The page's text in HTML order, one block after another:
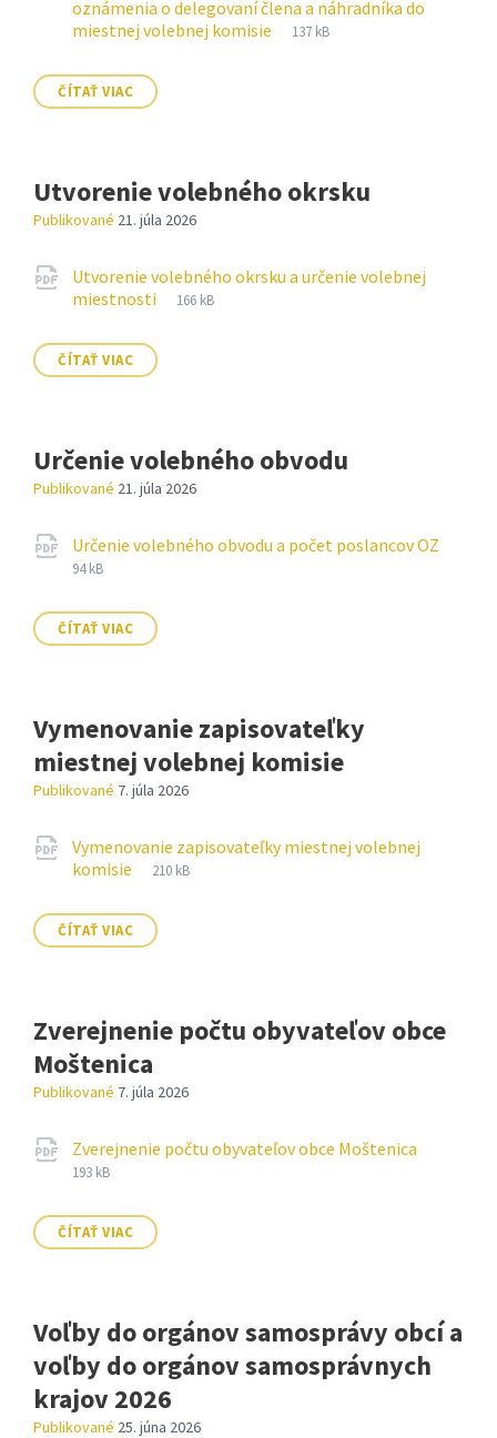
oznámenia o delegovaní člena a náhradníka do
miestnej volebnej komisie
Prípona
pdf
Veľkosť
137 kB
ČÍTAŤ VIAC
Utvorenie volebného okrsku
Publikované 21. júla 2026
PrílohyUtvorenie volebného okrsku a určenie volebnej
miestnosti
Prípona
pdf
Veľkosť
166 kB
ČÍTAŤ VIAC
Určenie volebného obvodu
Publikované 21. júla 2026
PrílohyUrčenie volebného obvodu a počet poslancov OZ
94 kB
ČÍTAŤ VIAC
Vymenovanie zapisovateľky
miestnej volebnej komisie
Publikované 7. júla 2026
PrílohyVymenovanie zapisovateľky miestnej volebnej
komisie
Prípona
pdf
Veľkosť
210 kB
ČÍTAŤ VIAC
Zverejnenie počtu obyvateľov obce
Moštenica
Publikované 7. júla 2026
PrílohyZverejnenie počtu obyvateľov obce Moštenica
193 kB
ČÍTAŤ VIAC
Voľby do orgánov samosprávy obcí a
voľby do orgánov samosprávnych
krajov 2026
Publikované 25. júna 2026